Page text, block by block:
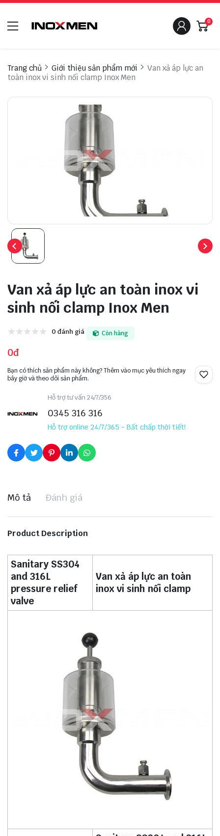
0
Trang chủ Giới thiệu sản phẩm mới
Van xả áp lực an
toàn inox vi sinh nối clamp Inox Men
Van xả áp lực an toàn inox vi
sinh nối clamp Inox Men
0 đánh giá Còn hàng
0đ
Bạn có thích sản phẩm này không? Thêm vào mục yêu thích ngay
bây giờ và theo dõi sản phẩm.
Hỗ trợ tư vấn 24/7/356
0345 316 316
Hỗ trợ online 24/7/365 - Bất chấp thời tiết!
Mô tả Đánh giá
Product Description
Sanitary SS304
and 316L
pressure relief
valve
Van xả áp lực an toàn
inox vi sinh nối clamp